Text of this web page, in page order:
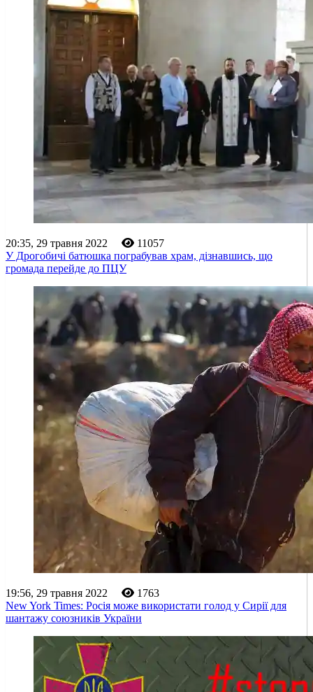
20:35, 29 травня 2022
11057
У Дрогобичі батюшка пограбував храм, дізнавшись, що
громада перейде до ПЦУ
19:56, 29 травня 2022
1763
New York Times: Росія може використати голод у Сирії для
шантажу союзників України